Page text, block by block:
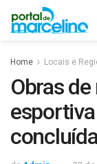
Home Locais e
Obras